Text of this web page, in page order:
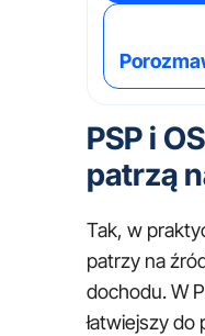
PSP i
patrzą
Tak, w
patrzy na
dochodu. W
łatwiejszy do